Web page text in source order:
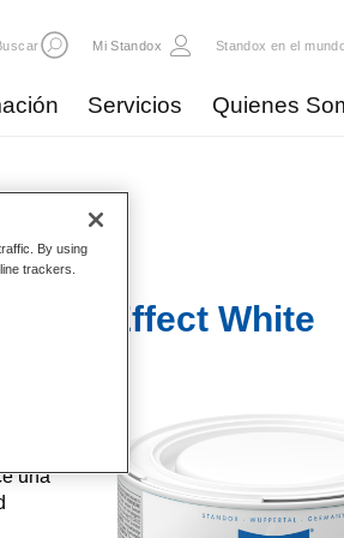
Mi Standox Standox en el
Servicios Quienes
310 Effect White
una
By using
trackers.